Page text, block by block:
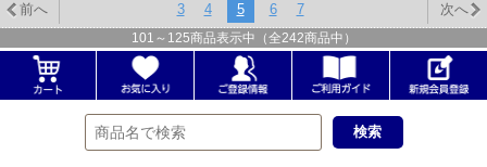
前へ 3 4 5 6 7 次へ
101 ～ 125商品表示中（全242商品中）